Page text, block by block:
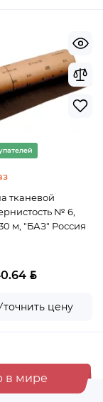
тканевой
№ 6,
м, "БАЗ" Россия
BYN
цену
в мире